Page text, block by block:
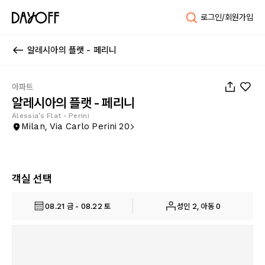
로그인/회원가입
알레시아의 플랫 - 페리니
아파트
알레시아의 플랫 - 페리니
Alessia's Flat - Perini
Milan, Via Carlo Perini 20
객실 선택
08.21 금 - 08.22 토 성인 2, 아동 0